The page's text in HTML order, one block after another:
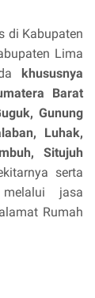
di Kabupaten
Lima
khususnya
Barat
Gunung
Luhak,
Situjuh
serta
jasa
Rumah